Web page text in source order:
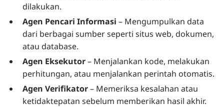
dilakukan.
Agen Pencari Informasi – Mengumpulkan data
dari berbagai sumber seperti situs web, dokumen,
atau database.
Agen Eksekutor– Menjalankan kode, melakukan
perhitungan, atau menjalankan perintah otomatis.
Agen Verifikator– Memeriksa kesalahan atau
ketidaktepatan sebelum memberikan hasil akhir.